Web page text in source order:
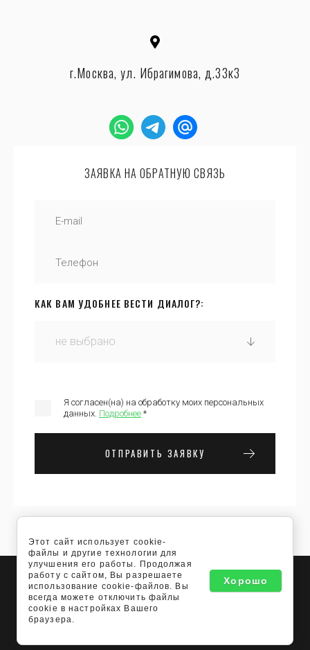
г.Москва, ул. Ибрагимова, д.33к3
ЗАЯВКА НА ОБРАТНУЮ СВЯЗЬ
КАК ВАМ УДОБНЕЕ ВЕСТИ ДИАЛОГ?:
Я согласен(на) на обработку моих персональных
данных. Подробнее *
ОТПРАВИТЬ ЗАЯВКУ
© [2014][FONBERRY ФОНБЕРРИ]
NEWFONBERRY.RU — СОЗДАНИЕ ИНТЕРНЕТ-МАГАЗИНА
Этот сайт использует cookie-
файлы и другие технологии для
улучшения его работы. Продолжая
работу с сайтом, Вы разрешаете
использование cookie-файлов. Вы
всегда можете отключить файлы
cookie в настройках Вашего
браузера.
Хорошо